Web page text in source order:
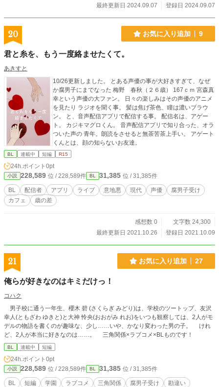
最終更新日 2024.09.07
登録日 2024.09.07
20 お気に入り追加 9
君と糸を、もう一度絡ませたくて。
あきすと
10/26更新しました。 とある声優の事が大好きすぎて、なぜ
か腐男子にまでなった 梅野 春秋（２６歳） 167ｃｍ 宮森真
幸という声優の大ファン。 日々の楽しみはその声優のアニメ
を見たり ラジオを聞く事。 髪は焦げ茶色、瞳は濃いブラウ
ン。 と、音声配信アプリで配信する事。 配信名は、アゲー
ト。 カジキマグロくん。 音声配信アプリで知り合った、オラ
ついた声の 青年。朗読をさせると無茶苦茶上手い。 アゲート
くんとは、顔の知らないお友達。
BL 連載中 短編 R15
24h.ポイント 0pt
小説 228,589 位 / 228,589件 BL 31,385 位 / 31,385件
BL 配信者 アプリ ライブ 意地悪 現代 声優
腐男子受け
カフェ
歳の差
感想数 0
文字数 24,300
最終更新日 2021.10.26
登録日 2021.10.09
21 お気に入り追加 27
俺らが好きなのはキミだけっ！
コハク
男子校に通う一年生、櫻木 碧 (さくらぎ みどり)は、学校のツートップ、友沢
幸人(ともざわ ゆきと)と大神 怜央(おおがみ れお)をいつも観察しては、2人がモ
デルの物語を書くのが趣味な、少し……いや、かなり変わった男の子。 けれ
ど、2人が本当に好きなのは……。 三角関係×ラブコメ×BLものです！
BL 連載中 短編
24h.ポイント 0pt
小説 228,589 位 / 228,589件 BL 31,385 位 / 31,385件
BL 短編 学園 ラブコメ 三角関係 腐男子受け
勘違い